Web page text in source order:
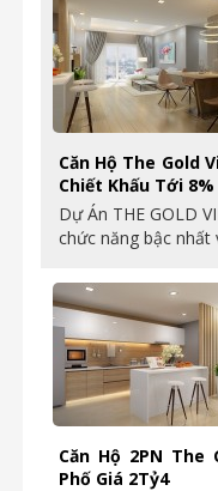
Căn Hộ The Gold
Chiết Khấu Tới
Dự Án THE GOLD
chức năng bậc
Căn Hộ 2PN
Phố Giá 2Tỷ4